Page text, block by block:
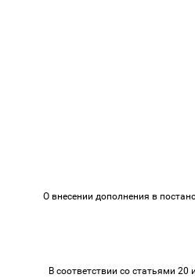
О внесении дополнения в
В соответствии со статьями